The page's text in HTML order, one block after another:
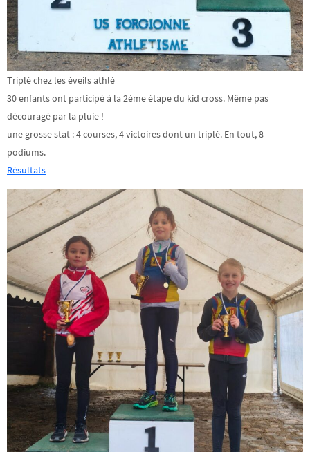
Triplé chez les éveils athlé
30 enfants ont participé à la 2ème étape du kid cross. Même pas
découragé par la pluie !
une grosse stat : 4 courses, 4 victoires dont un triplé. En tout, 8
podiums.
Résultats